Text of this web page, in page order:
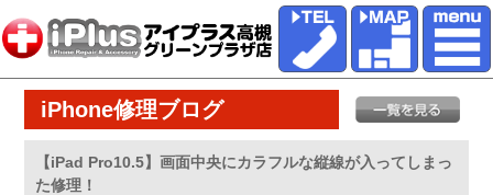
iPhone修理ブログ
【iPad Pro10.5】画面中央にカラフルな縦線が入ってしまっ
た修理！